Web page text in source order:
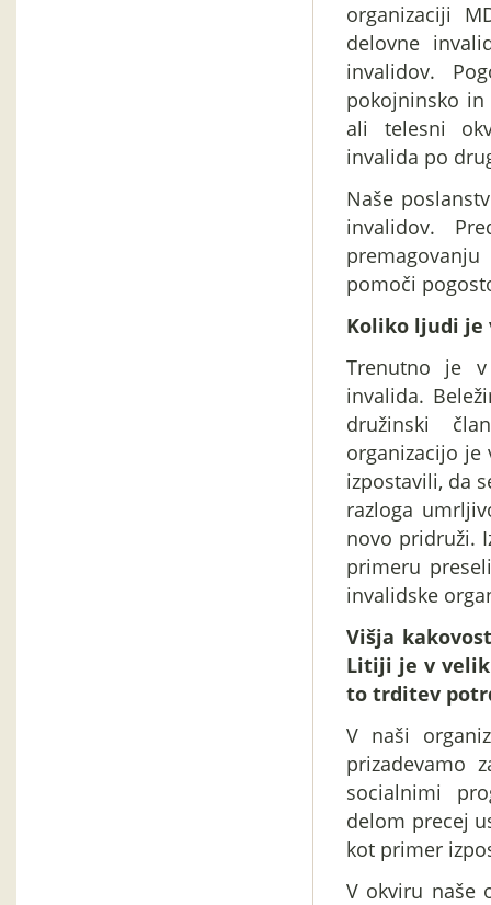
organizaciji
delovne
invalidov.
pokojninsko
ali telesni
invalida po
Naše
invalidov.
pomoči
Koliko ljudi je
Trenutno je
invalida.
družinski
organizacijo je
izpostavili, da
razloga
novo pridruži.
primeru
invalidske
Višja
Litiji je v
to trditev
V naši
prizadevamo
socialnimi
delom precej
kot primer
V okviru naše